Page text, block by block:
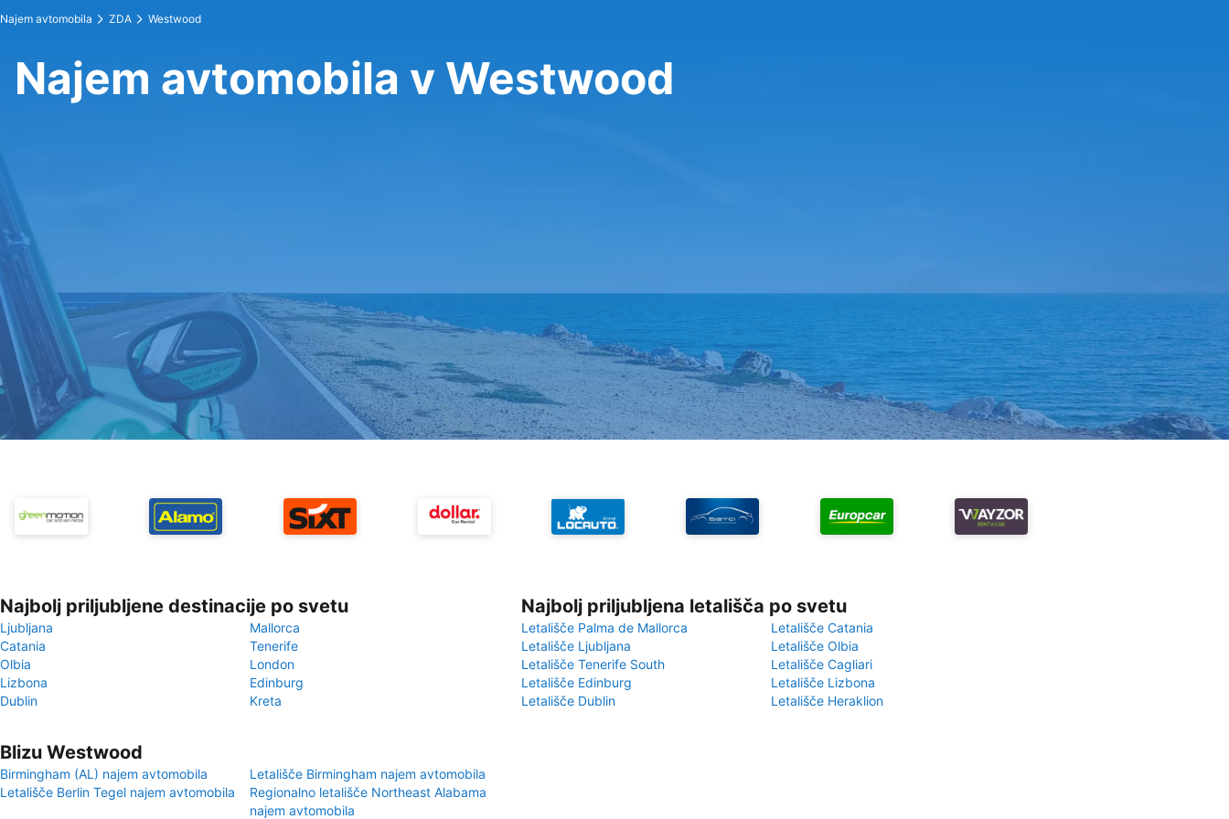
Najem avtomobila ZDA Westwood
Najem avtomobila v Westwood
Najbolj priljubljene destinacije po svetu
Ljubljana
Mallorca
Catania
Tenerife
Olbia
London
Lizbona
Edinburg
Dublin
Kreta
Najbolj priljubljena letališča po svetu
Letališče Palma de Mallorca
Letališče Catania
Letališče Ljubljana
Letališče Olbia
Letališče Tenerife South
Letališče Cagliari
Letališče Edinburg
Letališče Lizbona
Letališče Dublin
Letališče Heraklion
Blizu Westwood
Birmingham (AL) najem avtomobila
Letališče Birmingham najem avtomobila
Letališče Berlin Tegel najem avtomobila
Regionalno letališče Northeast Alabama
najem avtomobila